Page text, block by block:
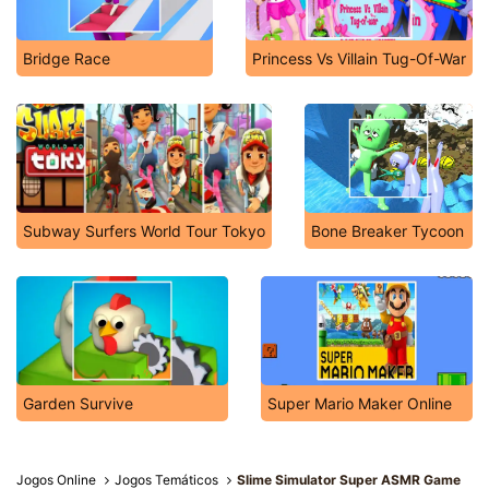
Bridge Race Princess Vs Villain Tug-Of-War
Subway Surfers World Tour Tokyo Bone Breaker Tycoon
Garden Survive Super Mario Maker Online
Jogos Online Jogos Temáticos Slime Simulator Super ASMR Game